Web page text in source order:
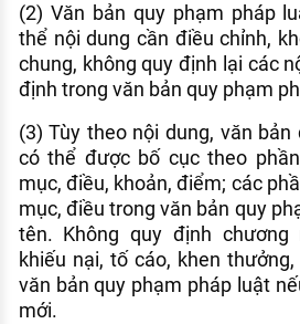
(2) Văn bản quy phạm pháp
thể nội dung cần điều chỉnh,
chung, không quy định lại các
định trong văn bản quy phạm
(3) Tùy theo nội dung, văn
có thể được bố cục theo
mục, điều, khoản, điểm; các
mục, điều trong văn bản quy
tên. Không quy định chương
khiếu nại, tố cáo, khen
văn bản quy phạm pháp luật
mới.